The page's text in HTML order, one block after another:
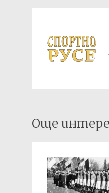
Post
navigation
Още